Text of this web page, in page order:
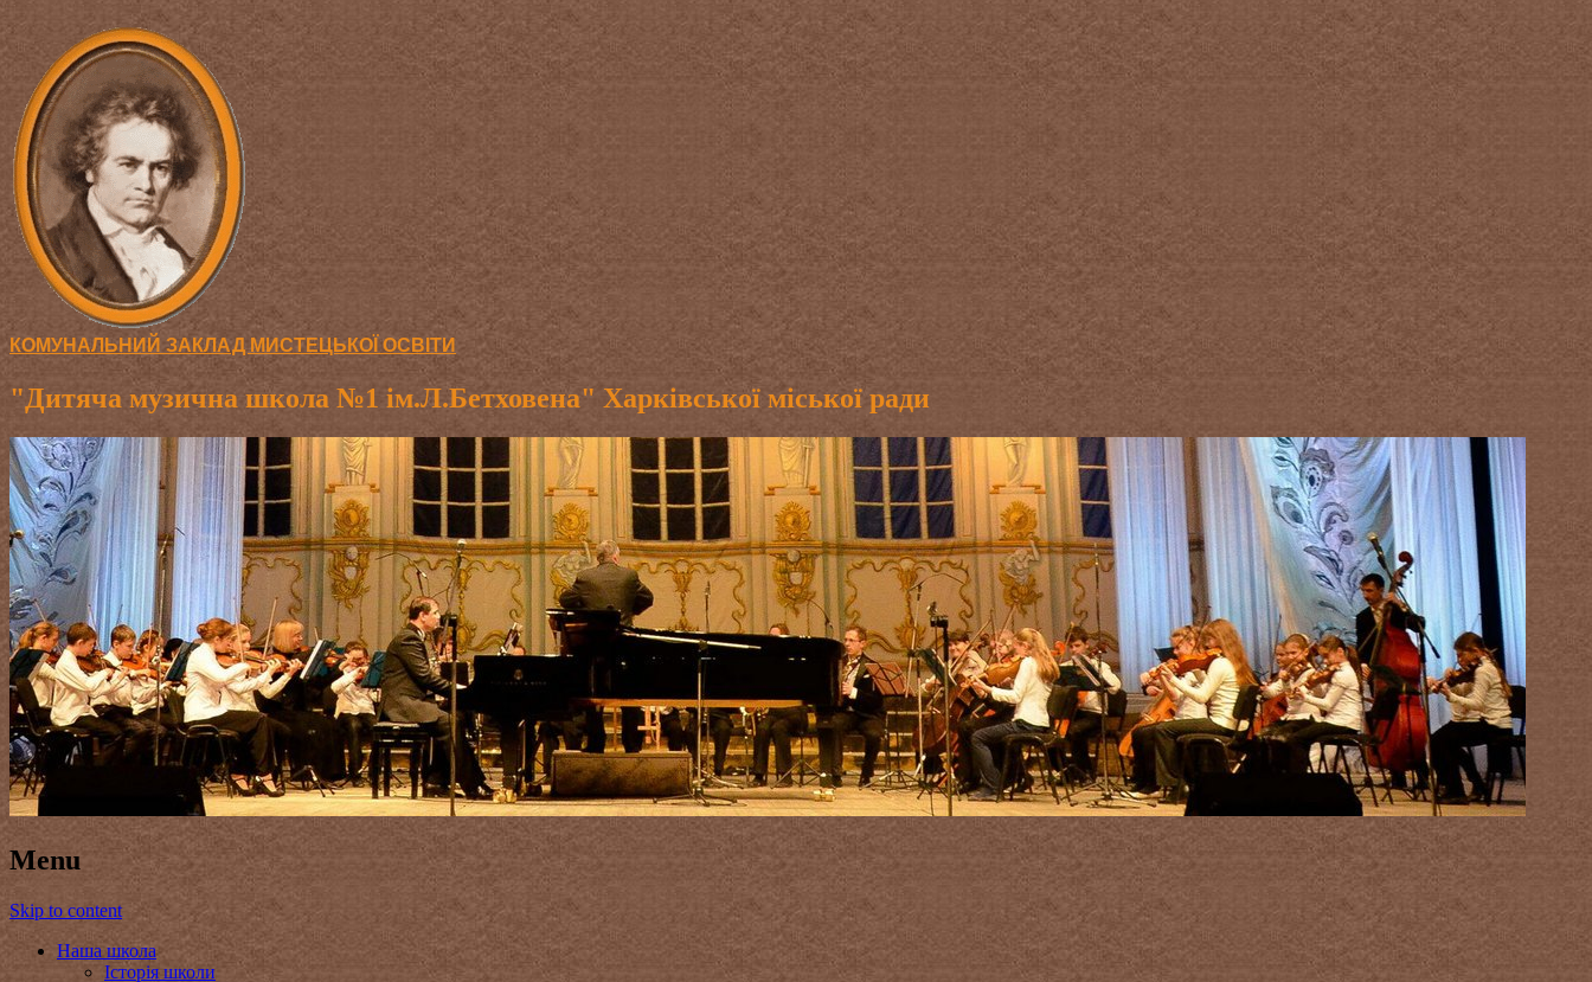
КОМУНАЛЬНИЙ ЗАКЛАД МИСТЕЦЬКОЇ ОСВІТИ
"Дитяча музична школа №1 ім.Л.Бетховена" Харківської міської ради
Menu
Skip to content
Наша школа
Історія школи